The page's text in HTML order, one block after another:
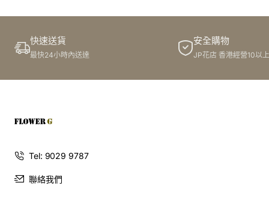
快速送貨
最快24小時內送達
安全購物
JP花店 香港經營10以
Tel: 9029 9787
聯絡我們